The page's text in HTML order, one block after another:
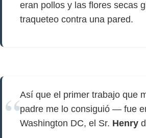
eran pollos y las flores secas
traqueteo contra una pared.
Así que el primer trabajo que
padre me lo consiguió — fue
Washington DC, el Sr. Henry